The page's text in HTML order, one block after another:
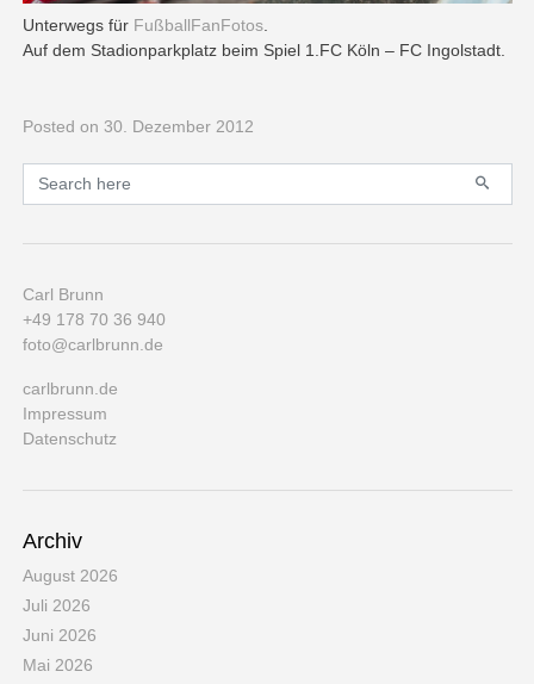
Unterwegs für FußballFanFotos.
Auf dem Stadionparkplatz beim Spiel 1.FC Köln – FC Ingolstadt.
Posted on 30. Dezember 2012
Primary
Search for:
Carl Brunn
+49 178 70 36 940
foto@carlbrunn.de
carlbrunn.de
Impressum
Datenschutz
Archiv
August 2026
Juli 2026
Juni 2026
Mai 2026